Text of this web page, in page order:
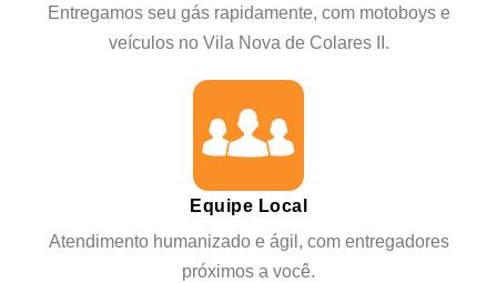
Entregamos seu gás rapidamente, com motoboys e
veículos no Vila Nova de Colares II.
Equipe Local
Atendimento humanizado e ágil, com entregadores
próximos a você.